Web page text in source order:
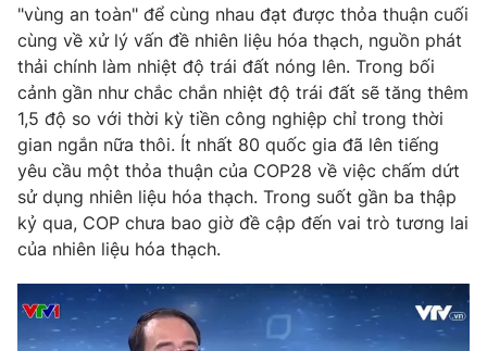
Theo dõi báo trên
Cơ quan chủ quản:Đài Truyền hình Việt Nam
Cơ quan báo chí:Thời báo VTV
Giấy phép hoạt động báo in và báo điện tử số 483/GP-BTTTT
cấp ngày 29/12/2023
Tổng Biên tập: Vũ Thanh Thủy
Phó Tổng Biên tập:Nguyễn Thị Mỹ Hạnh, Phạm Quốc Thắng,
Tổng đài VTV: 024.38 355 931 - 024.38 355 932
Ðiện thoại Thời báo VTV:024.66 897 897
"vùng an toàn" để cùng nhau đạt được thỏa thuận cuối
cùng về xử lý vấn đề nhiên liệu hóa thạch, nguồn phát
thải chính làm nhiệt độ trái đất nóng lên. Trong bối
cảnh gần như chắc chắn nhiệt độ trái đất sẽ tăng thêm
1,5 độ so với thời kỳ tiền công nghiệp chỉ trong thời
gian ngắn nữa thôi. Ít nhất 80 quốc gia đã lên tiếng
yêu cầu một thỏa thuận của COP28 về việc chấm dứt
sử dụng nhiên liệu hóa thạch. Trong suốt gần ba thập
kỷ qua, COP chưa bao giờ đề cập đến vai trò tương lai
của nhiên liệu hóa thạch.